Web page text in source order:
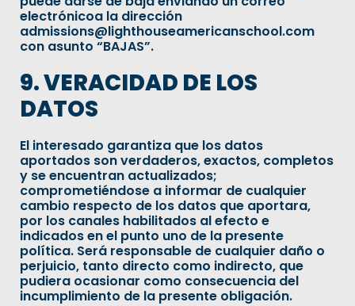
electrónicoa la dirección
admissions@lighthouseamericanschool.com
con asunto “BAJAS”.
9. VERACIDAD DE LOS
DATOS
El interesado garantiza que los datos
aportados son verdaderos, exactos, completos
y se encuentran actualizados;
comprometiéndose a informar de cualquier
cambio respecto de los datos que aportara,
por los canales habilitados al efecto e
indicados en el punto uno de la presente
política. Será responsable de cualquier daño o
perjuicio, tanto directo como indirecto, que
pudiera ocasionar como consecuencia del
incumplimiento de la presente obligación.